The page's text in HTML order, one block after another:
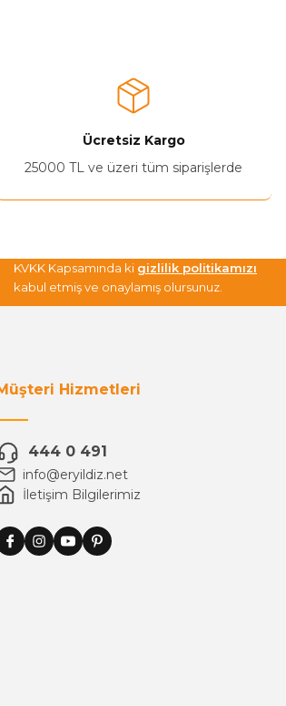
Ücretsiz Kargo
25000 TL ve üzeri tüm siparişlerde
KVKK Kapsamında ki gizlilik politikamızı
kabul etmiş ve onaylamış olursunuz.
Hizmetleri
444 0 491
info@eryildiz.net
İletişim Bilgilerimiz